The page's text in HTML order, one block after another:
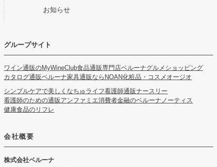
お知らせ
グループサイト
ワイン通販のMyWineClub食品通販専門店ベルーナグルメショッピング
カタログ通販ベルーナ家具通販ならNOAN化粧品・コスメオージオ
シンプルケアで美しくなちゅライフ看護師通販ナースリー
看護師のための通販アンファミエ消費者金融のベルーナノーティス
健康食品のリフレ
会社概要
株式会社ベルーナ